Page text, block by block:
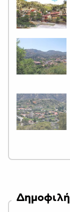
Δημοφιλή